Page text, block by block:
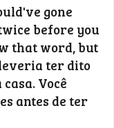
gone
before you
that word, but
ter dito
Você
antes de ter